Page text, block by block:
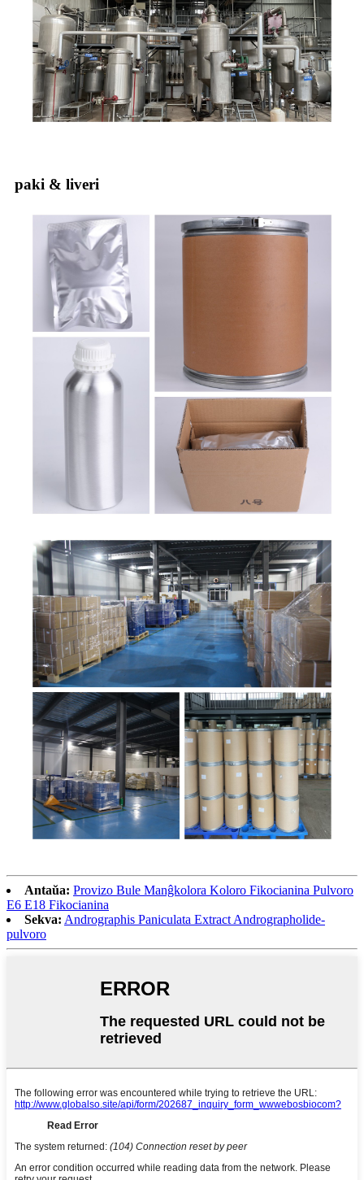
paki & liveri
Antaŭa: Provizo Bule Manĝkolora Koloro Fikocianina Pulvoro
E6 E18 Fikocianina
Sekva: Andrographis Paniculata Extract Andrographolide-
pulvoro